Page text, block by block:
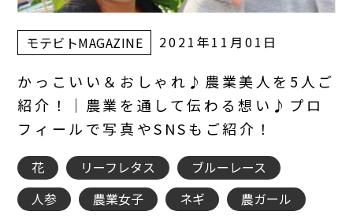
モテビトMAGAZINE 2021年11月01日
かっこいい＆おしゃれ♪農業美人を5人ご
紹介！｜農業を通して伝わる想い♪プロ
フィールで写真やSNSもご紹介！
花 リーフレタス
ブルーレース
人参
農業女子 ネギ
農ガール